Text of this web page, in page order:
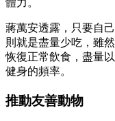
體力。
蔣萬安透露，只要自
則就是盡量少吃，雖
恢復正常飲食，盡量
健身的頻率。
推動友善動物